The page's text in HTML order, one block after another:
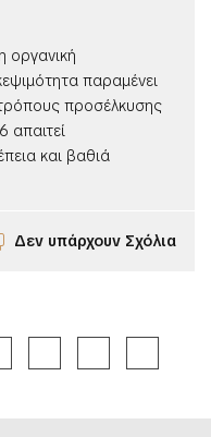
οργανική
παραμένει
προσέλκυσης
απαιτεί
και βαθιά
Δεν υπάρχουν Σχόλια